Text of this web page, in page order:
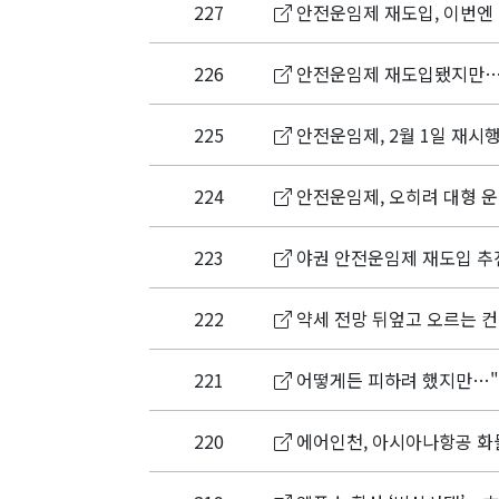
227 안전운임제 재도입, 이번엔
226 안전운임제 재도입됐지만
225 안전운임제, 2월 1일 재시
224 안전운임제, 오히려 대형
223 야권 안전운임제 재도입
222 약세 전망 뒤엎고 오르는
221 어떻게든 피하려 했지만
220 에어인천, 아시아나항공